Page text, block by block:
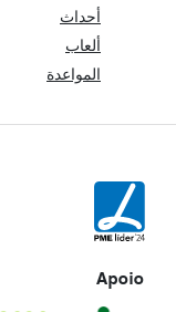
أحداث
ألعاب
المواعدة
Apoio